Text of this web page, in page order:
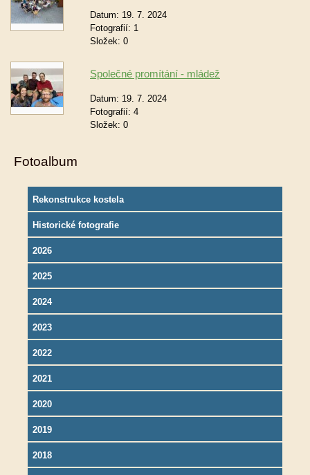
Datum: 19. 7. 2024
Fotografií: 1
Složek: 0
Společné promítání - mládež
Datum: 19. 7. 2024
Fotografií: 4
Složek: 0
Fotoalbum
Rekonstrukce kostela
Historické fotografie
2026
2025
2024
2023
2022
2021
2020
2019
2018